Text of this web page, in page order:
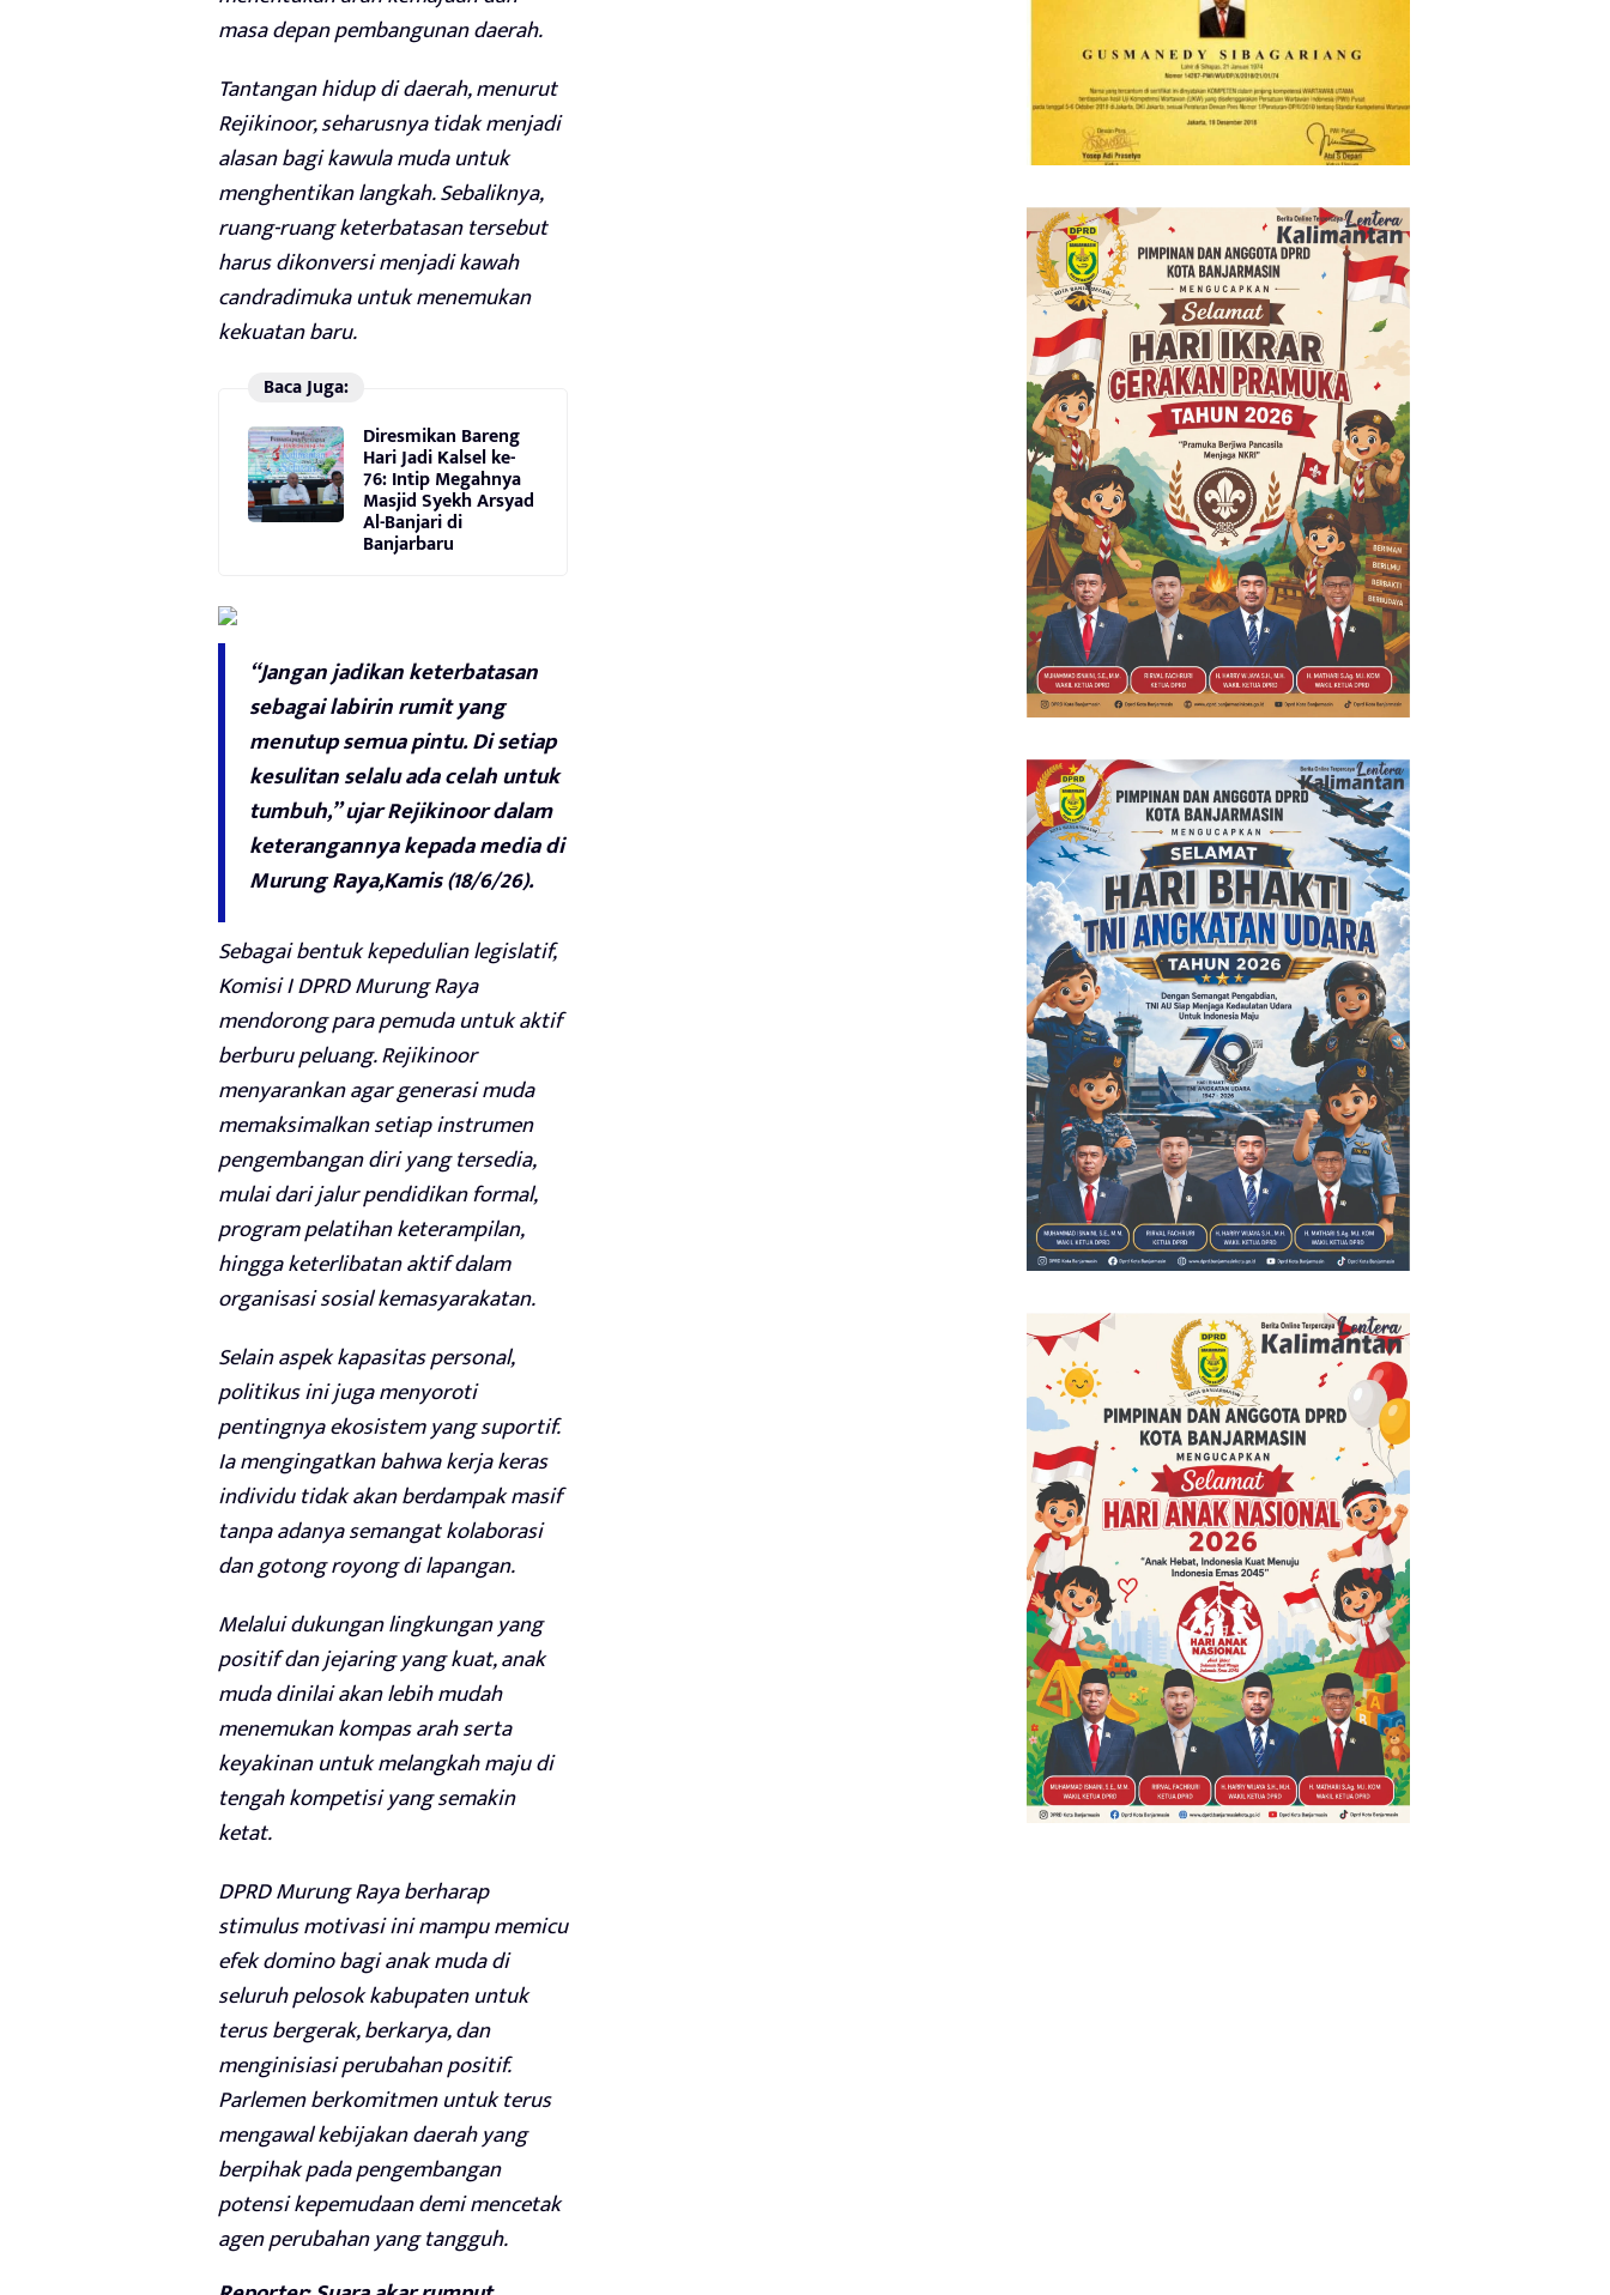
masa depan pembangunan daerah.
Tantangan hidup di daerah, menurut
Rejikinoor, seharusnya tidak menjadi
alasan bagi kawula muda untuk
menghentikan langkah. Sebaliknya,
ruang-ruang keterbatasan tersebut
harus dikonversi menjadi kawah
candradimuka untuk menemukan
kekuatan baru.
Baca Juga:
Diresmikan Bareng
Hari Jadi Kalsel ke-
76: Intip Megahnya
Masjid Syekh Arsyad
Al-Banjari di
Banjarbaru
“Jangan jadikan keterbatasan
sebagai labirin rumit yang
menutup semua pintu. Di setiap
kesulitan selalu ada celah untuk
tumbuh,” ujar Rejikinoor dalam
keterangannya kepada media di
Murung Raya,Kamis (18/6/26).
Sebagai bentuk kepedulian legislatif,
Komisi I DPRD Murung Raya
mendorong para pemuda untuk aktif
berburu peluang. Rejikinoor
menyarankan agar generasi muda
memaksimalkan setiap instrumen
pengembangan diri yang tersedia,
mulai dari jalur pendidikan formal,
program pelatihan keterampilan,
hingga keterlibatan aktif dalam
organisasi sosial kemasyarakatan.
Selain aspek kapasitas personal,
politikus ini juga menyoroti
pentingnya ekosistem yang suportif.
Ia mengingatkan bahwa kerja keras
individu tidak akan berdampak masif
tanpa adanya semangat kolaborasi
dan gotong royong di lapangan.
Melalui dukungan lingkungan yang
positif dan jejaring yang kuat, anak
muda dinilai akan lebih mudah
menemukan kompas arah serta
keyakinan untuk melangkah maju di
tengah kompetisi yang semakin
ketat.
DPRD Murung Raya berharap
stimulus motivasi ini mampu memicu
efek domino bagi anak muda di
seluruh pelosok kabupaten untuk
terus bergerak, berkarya, dan
menginisiasi perubahan positif.
Parlemen berkomitmen untuk terus
mengawal kebijakan daerah yang
berpihak pada pengembangan
potensi kepemudaan demi mencetak
agen perubahan yang tangguh.